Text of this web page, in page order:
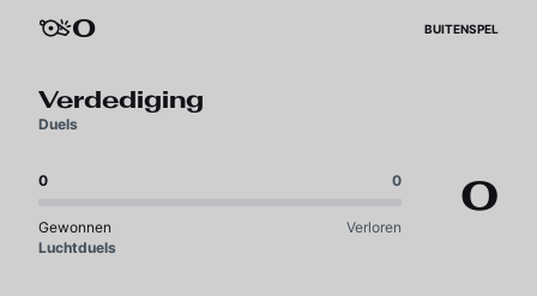
0 BUITENSPEL
Verdediging
Duels
0 0
Gewonnen Verloren
0
Luchtduels